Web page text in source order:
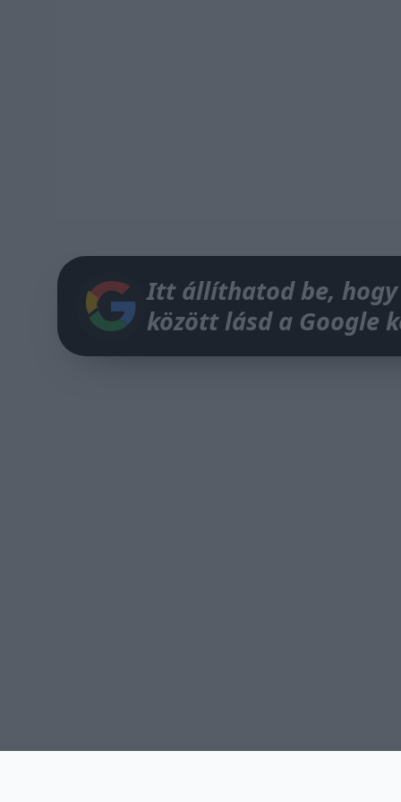
Itt állíthatod be, hogy
között lásd a Google